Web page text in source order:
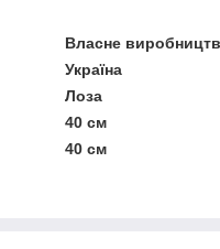
Власне
Україна
Лоза
40 см
40 см